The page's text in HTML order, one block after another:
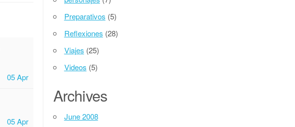
05 Apr
05 Apr
Preparativos (5)
Reflexiones (28)
Viajes (25)
Videos (5)
Archives
June 2008